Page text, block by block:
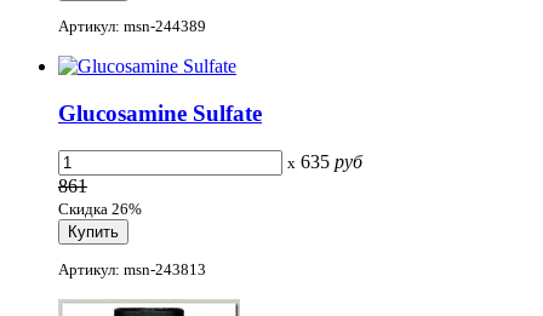
Артикул: msn-244389
Glucosamine Sulfate
x 635 руб
861
Скидка 26%
Артикул: msn-243813